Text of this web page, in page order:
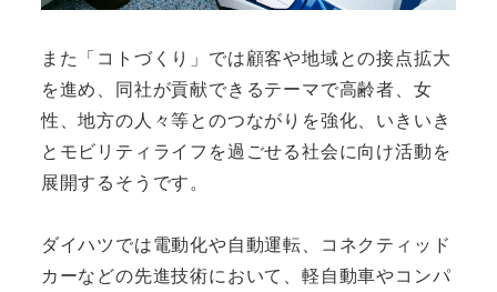
また「コトづくり」では顧客や地域との接点拡大
を進め、同社が貢献できるテーマで高齢者、女
性、地方の人々等とのつながりを強化、いきいき
とモビリティライフを過ごせる社会に向け活動を
展開するそうです。
ダイハツでは電動化や自動運転、コネクティッド
カーなどの先進技術において、軽自動車やコンパ